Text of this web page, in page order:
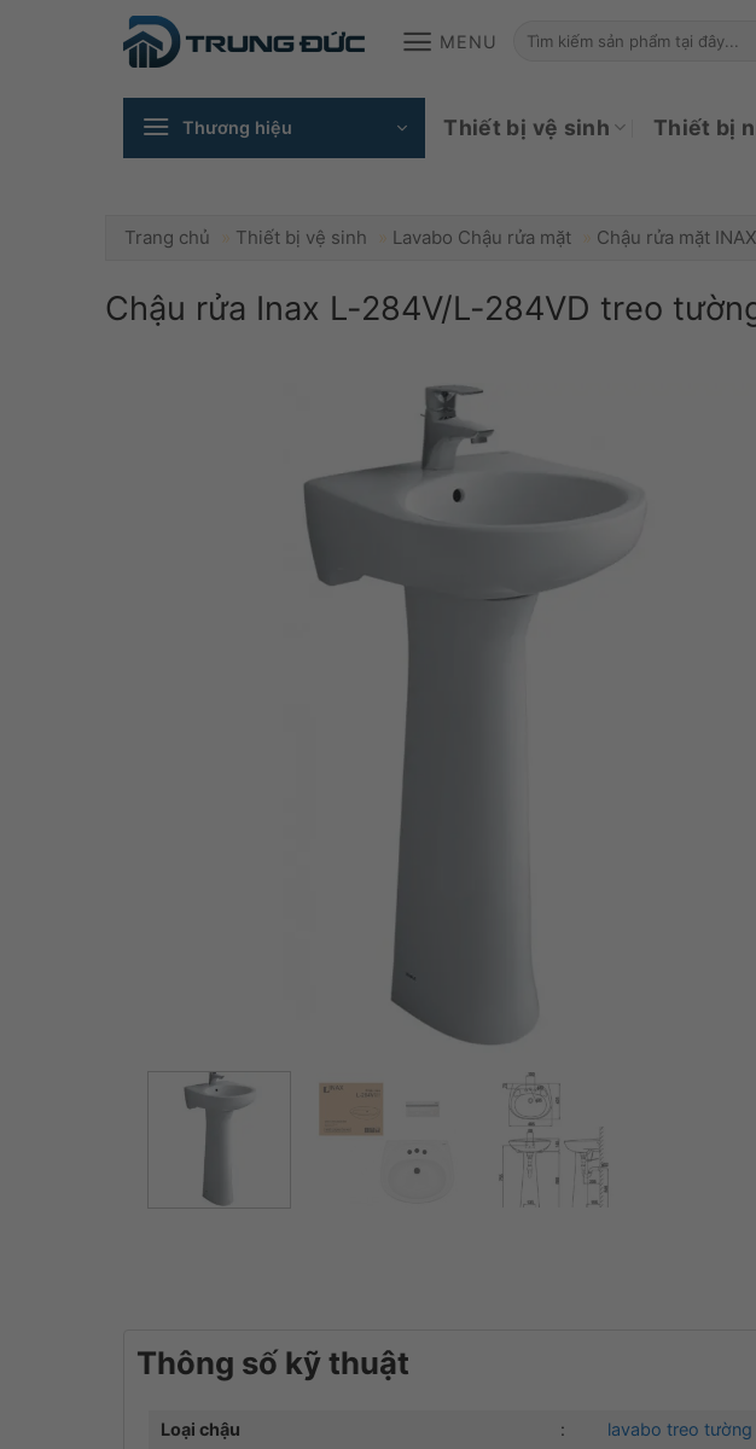
MENU
Tìm
Thương hiệu Thiết bị vệ sinh Thiết bị
Trang chủ » Thiết bị vệ sinh » Lavabo Chậu rửa mặt » Chậu rửa mặt INAX
Chậu rửa Inax L-284V/L-284VD treo
Thông số kỹ thuật
Loại chậu :
lavabo treo tường